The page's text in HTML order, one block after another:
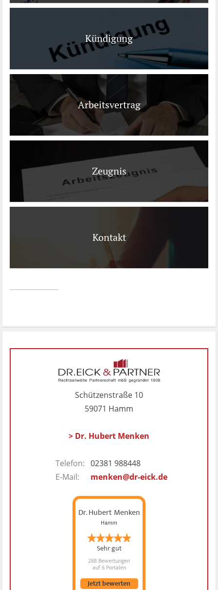
Kündigung
Arbeitsvertrag
Zeugnis
Kontakt
Schützenstraße 10
59071 Hamm
> Dr. Hubert Menken
Telefon: 02381 988448
E-Mail:
menken@dr-eick.de
Dr. Hubert Menken
Hamm
Sehr gut
288 Bewertungen
auf 6 Portalen
Jetzt bewerten